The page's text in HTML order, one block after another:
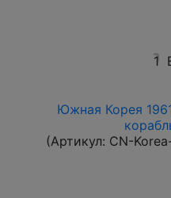
1
Южная Корея
(Артикул: CN-